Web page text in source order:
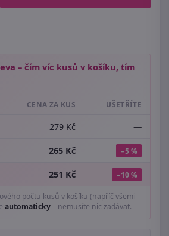
– čím víc kusů v košíku, tím
CENA ZA KUS UŠETŘÍTE
279 Kč —
265 Kč −5 %
251 Kč −10 %
počtu kusů v košíku (napříč všemi
automaticky– nemusíte nic zadávat.